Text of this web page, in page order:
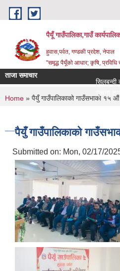
Skip to main content
पैयूँ गाउँपालिका,गाउँ
हुवास,पर्वत, गण्डकी प्रदेश, नेपाल
"समृद्ध पैयूँको आधार; कृषि, प्रविधि र
ताजा समाचार
सिलबन्दी
सूचना तथा
You are here
Home » पैयुँ गाउँपालिकाको गाउँसभाको १५
पैयुँ गाउँपालिकाको
Submitted on: Mon, 02/17/